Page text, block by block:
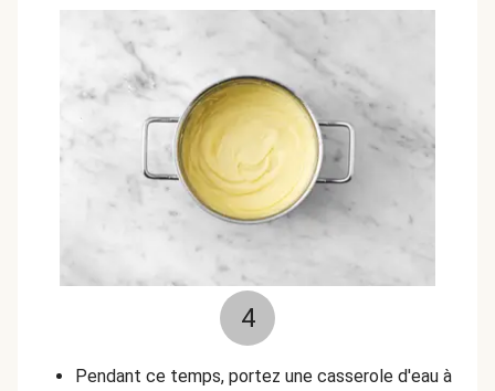
4
Pendant ce temps, portez une casserole d'eau à